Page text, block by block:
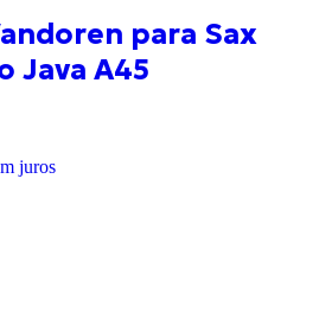
para Sax
Java A45
juros